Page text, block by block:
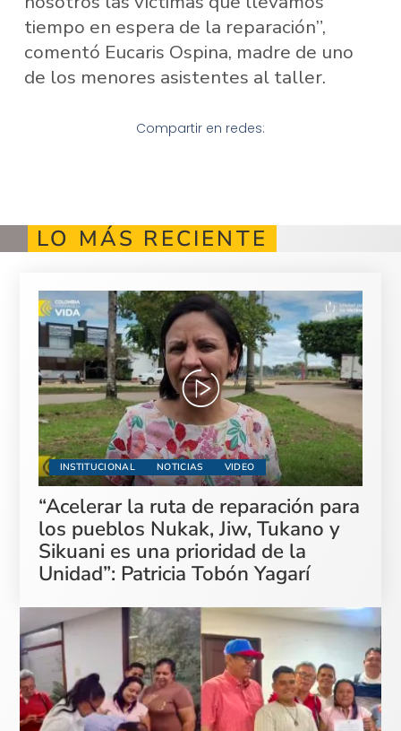
tiempo en espera de la reparación”,
comentó Eucaris Ospina, madre de uno
de los menores asistentes al taller.
Compartir en redes:
LO MÁS RECIENTE
INSTITUCIONAL NOTICIAS VIDEO
“Acelerar la ruta de reparación para
los pueblos Nukak, Jiw, Tukano y
Sikuani es una prioridad de la
Unidad”: Patricia Tobón Yagarí